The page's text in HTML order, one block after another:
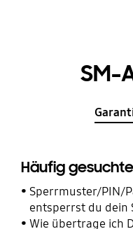
SM-
Häufig
Sperrmuster/PIN/
entsperrst du dein
Wie übertrage ich